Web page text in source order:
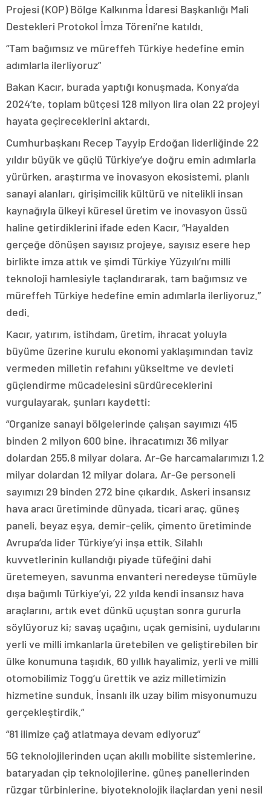
Projesi (KOP) Bölge Kalkınma İdaresi Başkanlığı Mali
Destekleri Protokol İmza Töreni’ne katıldı.
“Tam bağımsız ve müreffeh Türkiye hedefine emin
adımlarla ilerliyoruz”
Bakan Kacır, burada yaptığı konuşmada, Konya’da
2024’te, toplam bütçesi 128 milyon lira olan 22 projeyi
hayata geçireceklerini aktardı.
Cumhurbaşkanı Recep Tayyip Erdoğan liderliğinde 22
yıldır büyük ve güçlü Türkiye’ye doğru emin adımlarla
yürürken, araştırma ve inovasyon ekosistemi, planlı
sanayi alanları, girişimcilik kültürü ve nitelikli insan
kaynağıyla ülkeyi küresel üretim ve inovasyon üssü
haline getirdiklerini ifade eden Kacır, “Hayalden
gerçeğe dönüşen sayısız projeye, sayısız esere hep
birlikte imza attık ve şimdi Türkiye Yüzyılı’nı milli
teknoloji hamlesiyle taçlandırarak, tam bağımsız ve
müreffeh Türkiye hedefine emin adımlarla ilerliyoruz.”
dedi.
Kacır, yatırım, istihdam, üretim, ihracat yoluyla
büyüme üzerine kurulu ekonomi yaklaşımından taviz
vermeden milletin refahını yükseltme ve devleti
güçlendirme mücadelesini sürdüreceklerini
vurgulayarak, şunları kaydetti:
“Organize sanayi bölgelerinde çalışan sayımızı 415
binden 2 milyon 600 bine, ihracatımızı 36 milyar
dolardan 255,8 milyar dolara, Ar-Ge harcamalarımızı 1,2
milyar dolardan 12 milyar dolara, Ar-Ge personeli
sayımızı 29 binden 272 bine çıkardık. Askeri insansız
hava aracı üretiminde dünyada, ticari araç, güneş
paneli, beyaz eşya, demir-çelik, çimento üretiminde
Avrupa’da lider Türkiye’yi inşa ettik. Silahlı
kuvvetlerinin kullandığı piyade tüfeğini dahi
üretemeyen, savunma envanteri neredeyse tümüyle
dışa bağımlı Türkiye’yi, 22 yılda kendi insansız hava
araçlarını, artık evet dünkü uçuştan sonra gururla
söylüyoruz ki; savaş uçağını, uçak gemisini, uydularını
yerli ve milli imkanlarla üretebilen ve geliştirebilen bir
ülke konumuna taşıdık. 60 yıllık hayalimiz, yerli ve milli
otomobilimiz Togg’u ürettik ve aziz milletimizin
hizmetine sunduk. İnsanlı ilk uzay bilim misyonumuzu
gerçekleştirdik.”
“81 ilimize çağ atlatmaya devam ediyoruz”
5G teknolojilerinden uçan akıllı mobilite sistemlerine,
bataryadan çip teknolojilerine, güneş panellerinden
rüzgar türbinlerine, biyoteknolojik ilaçlardan yeni nesil